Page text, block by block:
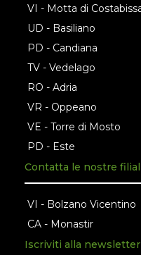
VI - Motta di
UD - Basiliano
PD - Candiana
TV - Vedelago
RO - Adria
VR - Oppeano
VE - Torre di Mosto
PD - Este
Contatta le nostre
VI - Bolzano Vicentino
CA - Monastir
Iscriviti alla newsletter